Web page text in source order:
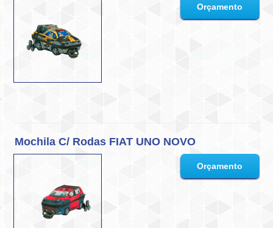
Mochila C/ Rodas FIAT UNO NOVO